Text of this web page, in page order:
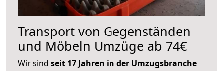
Transport von Gegenständen
und Möbeln Umzüge ab 74€
Wir sind seit 17 Jahren in der Umzugsbranche